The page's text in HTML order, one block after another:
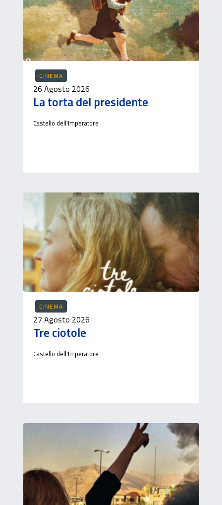
CINEMA
26 Agosto 2026
La torta del presidente
Castello dell'Imperatore
CINEMA
27 Agosto 2026
Tre ciotole
Castello dell'Imperatore